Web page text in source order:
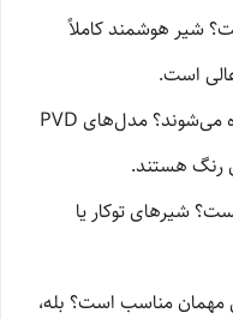
شیر هوشمند کاملاً
است.
آیا مدل‌های طلایی بعد از مدتی تیره می‌شوند؟ مدل‌های PVD
رنگ هستند.
شیرهای توکار یا
مهمان مناسب است؟ بله،